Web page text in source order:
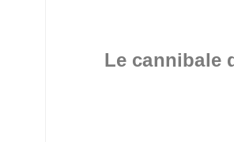
Le cannibale